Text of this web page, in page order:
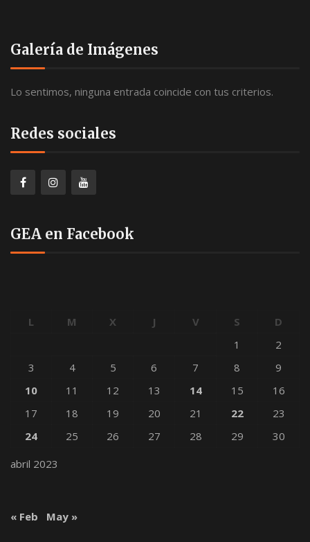
Galería de Imágenes
Lo sentimos, ninguna entrada coincide con tus criterios.
Redes sociales
GEA en Facebook
abril 2023
L M X J V S
D
1
2
3
4 5 6 7 8
9
10
11 12 13 14 15
16
17
18 19 20 21 22
23
24
25 26 27 28 29 30
« Feb May »